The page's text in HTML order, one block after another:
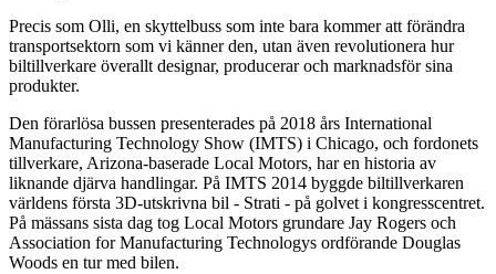
Precis som Olli, en skyttelbuss som inte bara kommer att förändra
transportsektorn som vi känner den, utan även revolutionera hur
biltillverkare överallt designar, producerar och marknadsför sina
produkter.
Den förarlösa bussen presenterades på 2018 års International
Manufacturing Technology Show (IMTS) i Chicago, och fordonets
tillverkare, Arizona-baserade Local Motors, har en historia av
liknande djärva handlingar. På IMTS 2014 byggde biltillverkaren
världens första 3D-utskrivna bil - Strati - på golvet i kongresscentret.
På mässans sista dag tog Local Motors grundare Jay Rogers och
Association for Manufacturing Technologys ordförande Douglas
Woods en tur med bilen.